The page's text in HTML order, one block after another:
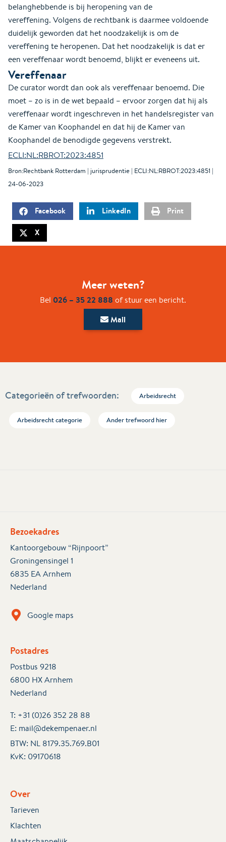
belanghebbende is bij heropening van de
vereffening. Volgens de rechtbank is daarmee voldoende
duidelijk geworden dat het noodzakelijk is om de
vereffening te heropenen. Dat het noodzakelijk is dat er
een vereffenaar wordt benoemd, blijkt er eveneens uit.
Vereffenaar
De curator wordt dan ook als vereffenaar benoemd. Die
moet – zo is in de wet bepaald – ervoor zorgen dat hij als
vereffenaar wordt ingeschreven in het handelsregister van
de Kamer van Koophandel en dat hij de Kamer van
Koophandel de benodigde gegevens verstrekt.
ECLI:NL:RBROT:2023:4851
Bron:Rechtbank Rotterdam | jurisprudentie | ECLI:NL:RBROT:2023:4851 |
24-06-2023
Facebook LinkedIn Print
X
Meer weten?
Bel 026 – 35 22 888 of stuur een bericht.
Mail
Categorieën of trefwoorden: Arbeidsrecht
Arbeidsrecht categorie Ander trefwoord hier
Bezoekadres
Kantoorgebouw “Rijnpoort”
Groningensingel 1
6835 EA Arnhem
Nederland
Google maps
Postadres
Postbus 9218
6800 HX Arnhem
Nederland
T: +31 (0)26 352 28 88
E: mail@dekempenaer.nl
BTW: NL 8179.35.769.B01
KvK: 09170618
Over
Tarieven
Klachten